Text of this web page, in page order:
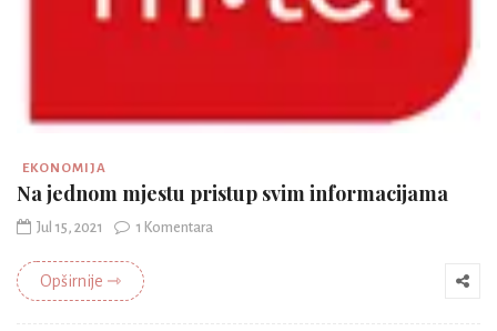
EKONOMIJA
Na jednom mjestu pristup svim informacijama
Jul 15, 2021 1 Komentara
Opširnije ⇾